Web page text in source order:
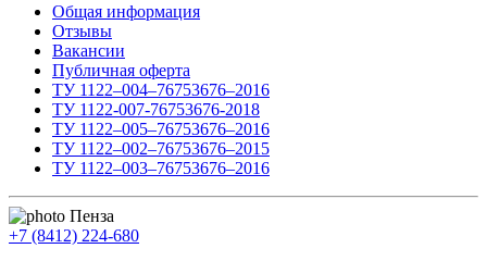
Общая информация
Отзывы
Вакансии
Публичная оферта
ТУ 1122–004–76753676–2016
ТУ 1122-007-76753676-2018
ТУ 1122–005–76753676–2016
ТУ 1122–002–76753676–2015
ТУ 1122–003–76753676–2016
Пенза
+7 (8412) 224-680